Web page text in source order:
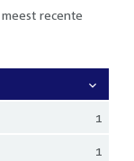
recente
1
1